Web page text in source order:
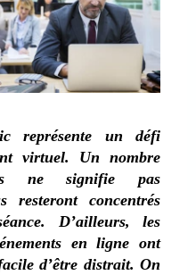
représente un défi
virtuel. Un nombre
ne signifie pas
resteront concentrés
D’ailleurs, les
en ligne ont
d’être distrait. On